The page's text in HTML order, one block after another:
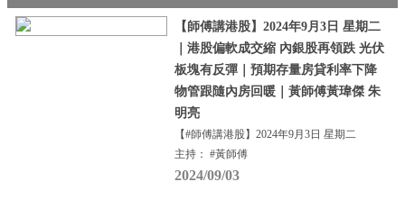
【師傅講港股】2024年9月3日 星期二
｜港股偏軟成交縮 內銀股再領跌 光伏
板塊有反彈｜預期存量房貸利率下降
物管跟隨內房回暖｜黃師傅黃瑋傑 朱
明亮
【#師傅講港股】2024年9月3日 星期二
主持： #黃師傅
2024/09/03